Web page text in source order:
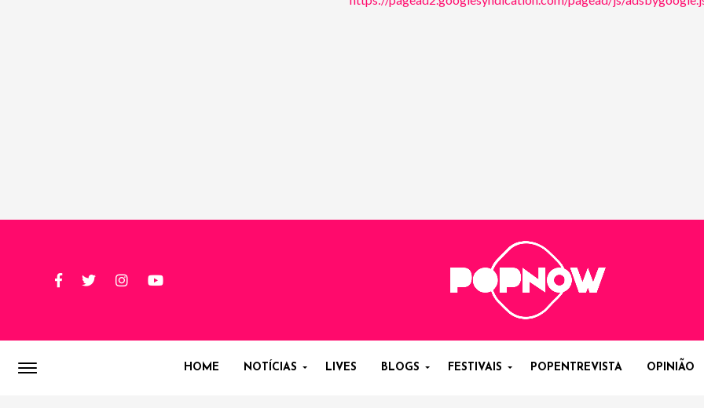
HOME NOTÍCIAS LIVES BLOGS FESTIVAIS POPENTREVISTA OPINIÃO